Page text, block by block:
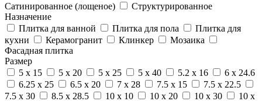
Сатинированное (лощеное)
Структурированное
Назначение
Плитка для ванной
Плитка для пола
Плитка для
кухни
Керамогранит Клинкер
Мозаика
Фасадная плитка
Размер
5 x 15
5 x 20 5 x 25 5 x 40 5.2 x 16
6 x 24.6
6.25 x 25
6.5 x 20 7 x 28 7.5 x 15
7.5 x 22.5
7.5 x 30
8.5 x 28.5 10 x 10 10 x 20 10 x 30 10 x